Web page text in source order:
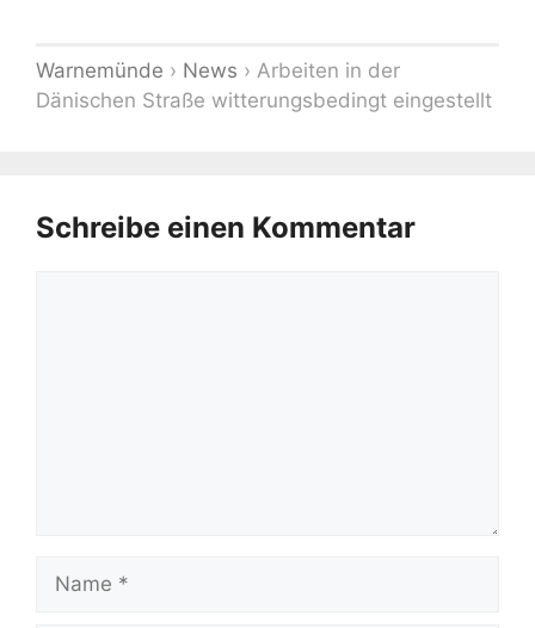
Warnemünde › News › Arbeiten in der
Dänischen Straße witterungsbedingt eingestellt
Schreibe einen Kommentar
Name